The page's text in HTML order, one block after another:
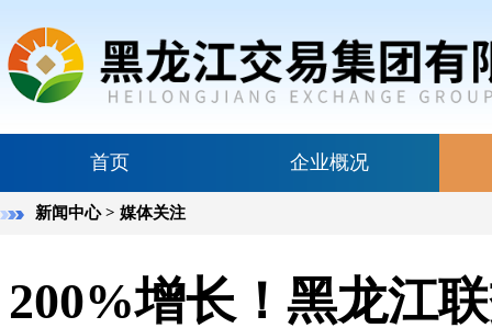
首页 企业概况
新闻中心> 媒体关注
200%增长！黑龙江